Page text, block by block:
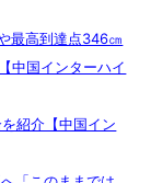
最高到達点346㎝
中国インターハイ
紹介【中国イン